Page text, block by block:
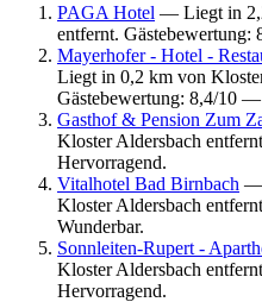
PAGA Hotel — Liegt in
entfernt.
Mayerhofer - Hotel -
Liegt in 0,2 km von
Gästebewertung: 8,4/10 —
Gasthof & Pension Zum
Kloster Aldersbach
Hervorragend.
Vitalhotel Bad Birnbach —
Kloster Aldersbach
Wunderbar.
Sonnleiten-Rupert -
Kloster Aldersbach
Hervorragend.